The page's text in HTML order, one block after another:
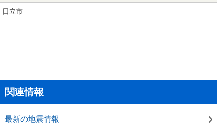
日立市
関連情報
最新の地震情報